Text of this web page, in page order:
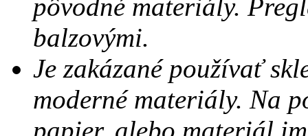
pôvodné materiály.
balzovými.
Je zakázané používať
moderné materiály. Na